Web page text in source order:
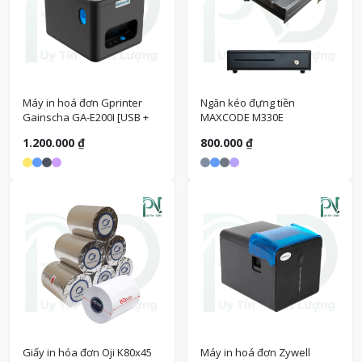
Máy in hoá đơn Gprinter
Gainscha GA-E200I [USB +
1.200.000 ₫
Ngăn kéo đựng tiền
MAXCODE M330E
800.000 ₫
Giấy in hóa đơn Oji K80x45
Máy in hoá đơn Zywell